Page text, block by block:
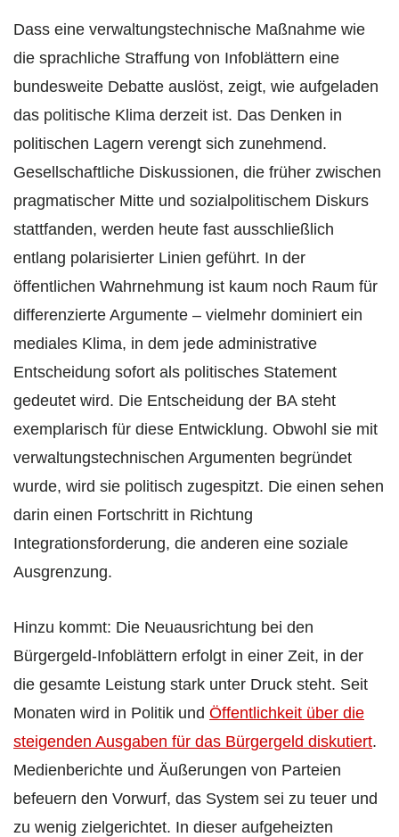
Dass eine verwaltungstechnische Maßnahme wie
die sprachliche Straffung von Infoblättern eine
bundesweite Debatte auslöst, zeigt, wie aufgeladen
das politische Klima derzeit ist. Das Denken in
politischen Lagern verengt sich zunehmend.
Gesellschaftliche Diskussionen, die früher zwischen
pragmatischer Mitte und sozialpolitischem Diskurs
stattfanden, werden heute fast ausschließlich
entlang polarisierter Linien geführt. In der
öffentlichen Wahrnehmung ist kaum noch Raum für
differenzierte Argumente – vielmehr dominiert ein
mediales Klima, in dem jede administrative
Entscheidung sofort als politisches Statement
gedeutet wird. Die Entscheidung der BA steht
exemplarisch für diese Entwicklung. Obwohl sie mit
verwaltungstechnischen Argumenten begründet
wurde, wird sie politisch zugespitzt. Die einen sehen
darin einen Fortschritt in Richtung
Integrationsforderung, die anderen eine soziale
Ausgrenzung.
Hinzu kommt: Die Neuausrichtung bei den
Bürgergeld-Infoblättern erfolgt in einer Zeit, in der
die gesamte Leistung stark unter Druck steht. Seit
Monaten wird in Politik und Öffentlichkeit über die
steigenden Ausgaben für das Bürgergeld diskutiert.
Medienberichte und Äußerungen von Parteien
befeuern den Vorwurf, das System sei zu teuer und
zu wenig zielgerichtet. In dieser aufgeheizten